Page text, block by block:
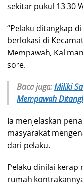
sekitar pukul 13.30
“Pelaku ditangkap
berlokasi di
Mempawah,
sore.
Baca juga:Miliki
Mempawah
Ia menjelaskan
masyarakat
dari pelaku.
Pelaku dinilai kerap
rumah